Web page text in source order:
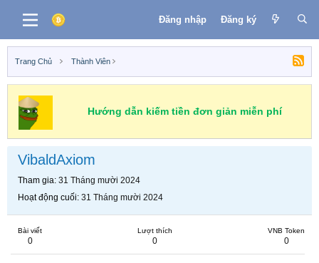
Đăng nhập Đăng ký
Trang Chủ Thành Viên
Hướng dẫn kiếm tiền đơn giản miễn phí
VibaldAxiom
Tham gia 31 Tháng mười 2024
Hoạt động cuối 31 Tháng mười 2024
Bài viết
0
Lượt thích
0
VNB Token
0